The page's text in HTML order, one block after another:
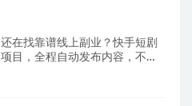
还在找靠谱线上副业？快手短剧
项目，全程自动发布内容，不用